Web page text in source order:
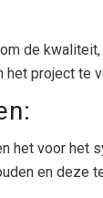
de
het project te
het voor het
en deze